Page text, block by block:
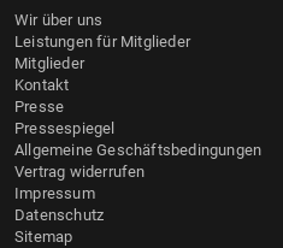
Wir über uns
Leistungen für Mitglieder
Mitglieder
Kontakt
Presse
Pressespiegel
Allgemeine Geschäftsbedingungen
Vertrag widerrufen
Impressum
Datenschutz
Sitemap